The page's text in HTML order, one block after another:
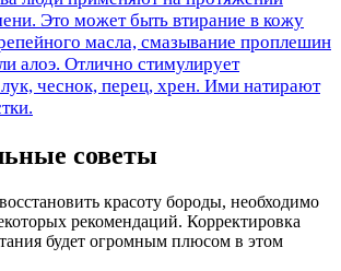
Это может быть втирание в кожу
масла, смазывание проплешин
алоэ. Отлично стимулирует
чеснок, перец, хрен. Ими натирают
советы
красоту бороды, необходимо
рекомендаций. Корректировка
будет огромным плюсом в этом